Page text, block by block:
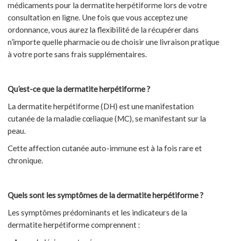
médicaments pour la dermatite herpétiforme lors de votre
consultation en ligne. Une fois que vous acceptez une
ordonnance, vous aurez la flexibilité de la récupérer dans
n’importe quelle pharmacie ou de choisir une livraison pratique
à votre porte sans frais supplémentaires.
Qu’est-ce que la dermatite herpétiforme ?
La dermatite herpétiforme (DH) est une manifestation
cutanée de la maladie cœliaque (MC), se manifestant sur la
peau.
Cette affection cutanée auto-immune est à la fois rare et
chronique.
Quels sont les symptômes de la dermatite herpétiforme ?
Les symptômes prédominants et les indicateurs de la
dermatite herpétiforme comprennent :